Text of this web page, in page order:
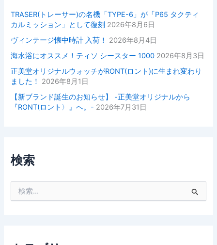
TRASER(トレーサー)の名機「TYPE-6」が「P65 タクティ
カルミッション」として復刻 2026年8月6日
ヴィンテージ懐中時計 入荷！
2026年8月4日
海水浴にオススメ！ティソ シースター 1000 2026年8月3日
正美堂オリジナルウォッチがRONT(ロント)に生まれ変わり
ました！
2026年8月1日
【新ブランド誕生のお知らせ】 -正美堂オリジナルから
『RONT(ロント〉』へ。- 2026年7月31日
検索